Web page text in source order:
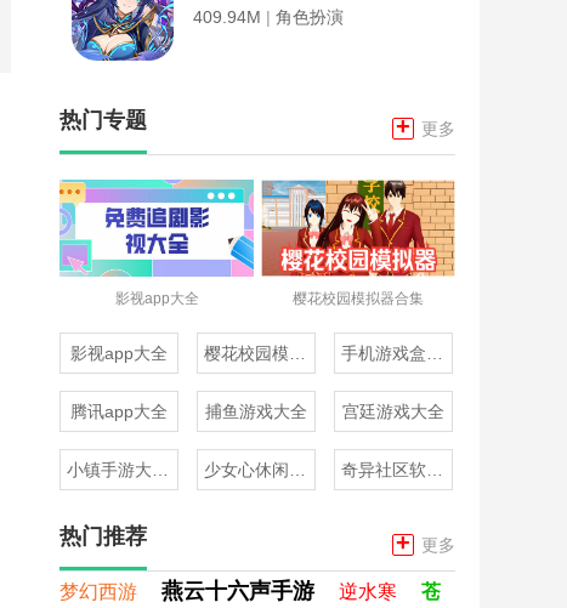
409.94M | 角色扮演
热门专题 + 更多
影视app大全 樱花校园模拟器合集
影视app大全
腾讯app大全 捕鱼游戏大全 宫廷游戏大全
热门推荐 + 更多
梦幻西游 燕云十六声手游 逆水寒
苍